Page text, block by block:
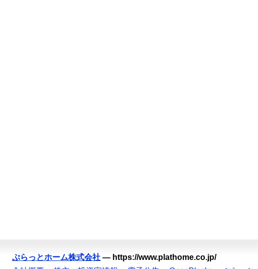
ぷらっとホーム株式会社 — https://www.plathome.co.jp/